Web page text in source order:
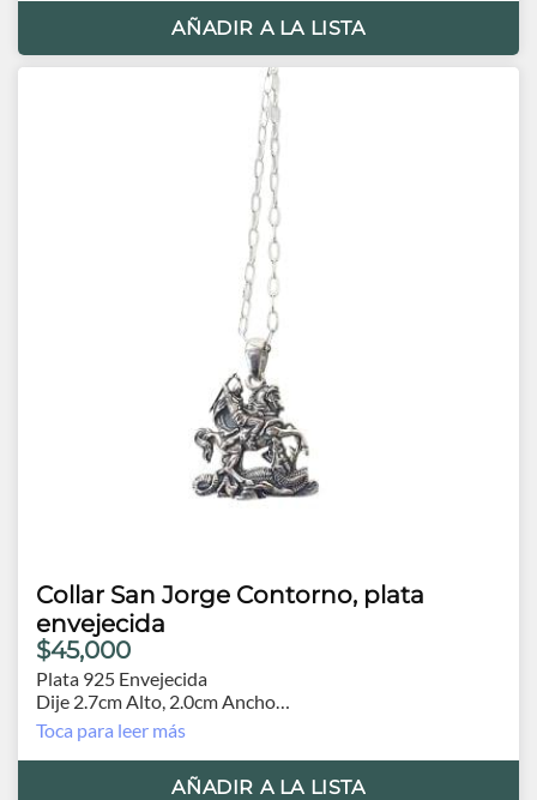
AÑADIR A LA LISTA
Collar San Jorge Contorno, plata
envejecida
$45,000
Plata 925 Envejecida
Dije 2.7cm Alto, 2.0cm Ancho
Cadena 60cm.
Toca para leer más
AÑADIR A LA LISTA